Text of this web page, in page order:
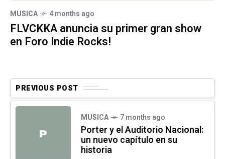
MUSICA 4 months ago
FLVCKKA anuncia su primer gran show
en Foro Indie Rocks!
PREVIOUS POST
P
MUSICA 7 months ago
Porter y el Auditorio Nacional:
un nuevo capítulo en su
historia